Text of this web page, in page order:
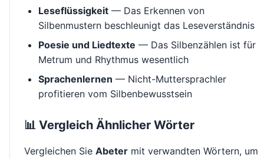
Leseflüssigkeit — Das Erkennen von
Silbenmustern beschleunigt das Leseverständnis
Poesie und Liedtexte — Das Silbenzählen ist für
Metrum und Rhythmus wesentlich
Sprachenlernen — Nicht-Muttersprachler
profitieren vom Silbenbewusstsein
📊 Vergleich Ähnlicher Wörter
Vergleichen Sie Abeter mit verwandten Wörtern, um